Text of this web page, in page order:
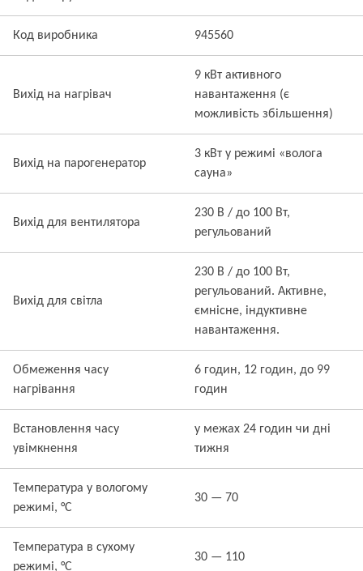
Код виробника 945560
Вихід на нагрівач
9 кВт активного
навантаження (є
можливість збільшення)
Вихід на парогенератор
3 кВт у режимі «волога
сауна»
Вихід для вентилятора
230 В / до 100 Вт,
регульований
Вихід для світла
230 В / до 100 Вт,
регульований. Активне,
ємнісне, індуктивне
навантаження.
Обмеження часу
нагрівання
6 годин, 12 годин, до 99
годин
Встановлення часу
увімкнення
у межах 24 годин чи дні
тижня
Температура у вологому
режимі, °C
30 — 70
Температура в сухому
режимі, °C
30 — 110